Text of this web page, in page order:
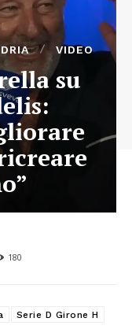
VIDEO
su
180
Serie D Girone H